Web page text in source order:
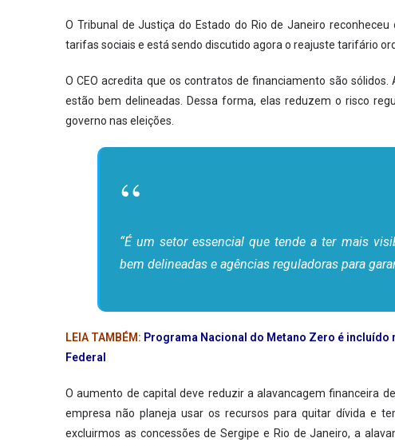
O Tribunal de Justiça do Estado do Rio de Janeiro
tarifas sociais e está sendo discutido agora o reajuste tarifário
O CEO acredita que os contratos de financiamento são
estão bem delineadas. Dessa forma, elas reduzem o risco
governo nas eleições.
“É um setor essencial que tende a ter mais
bem delineadas e agências reguladoras para
LEIA TAMBÉM: Programa Nacional do Metano Zero é
Federal
O aumento de capital deve reduzir a alavancagem financeira
empresa não planeja usar os recursos para quitar dívida e
excluirmos as concessões de Sergipe e Rio de Janeiro, a